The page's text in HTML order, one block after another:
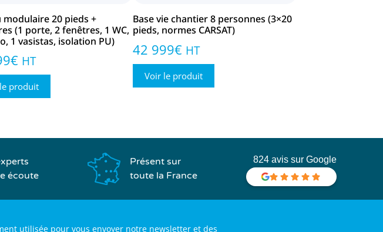
modulaire 20 pieds +
(1 porte, 2 fenêtres, 1 WC,
1 vasistas, isolation PU)
€ HT
produit
Base vie chantier 8 personnes (3×20
pieds, normes CARSAT)
42 999€ HT
Voir le produit
écoute
Présent sur
toute la France
824 avis sur Google
utilisée pour vous envoyer notre newsletter et des